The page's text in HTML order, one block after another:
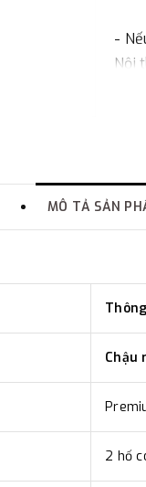
-
Nội
-
-
đơn
trị
-
MÔ TẢ SẢN
Chậu
2 hố